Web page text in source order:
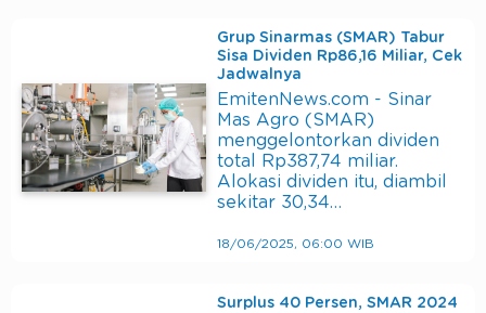
Grup Sinarmas (SMAR) Tabur
Sisa Dividen Rp86,16 Miliar, Cek
Jadwalnya
EmitenNews.com - Sinar
Mas Agro (SMAR)
menggelontorkan dividen
total Rp387,74 miliar.
Alokasi dividen itu, diambil
sekitar 30,34…
18/06/2025, 06:00 WIB
Surplus 40 Persen, SMAR 2024